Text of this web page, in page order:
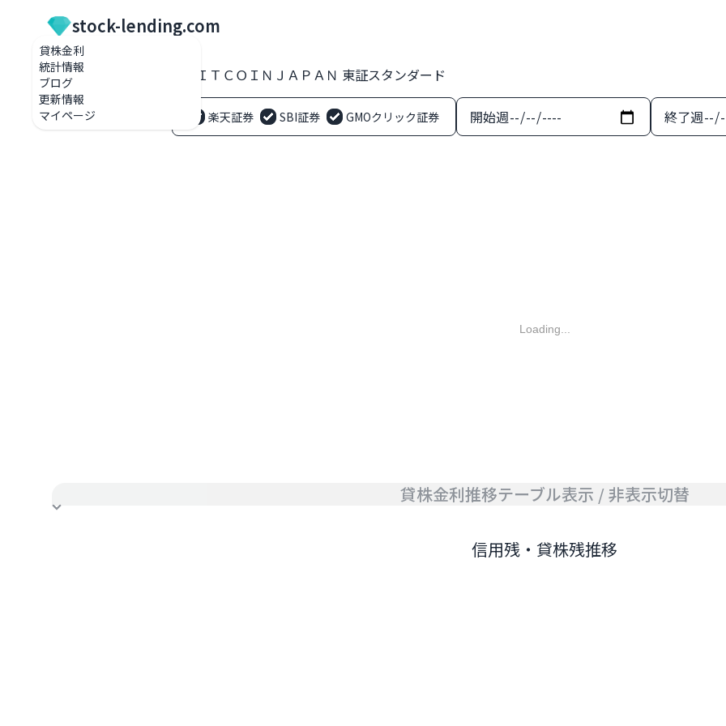
貸株金利
統計情報
ブログ
更新情報
マイページ
stock-lending.com
貸株金利一覧 8105 ＢＩＴＣＯＩＮＪＡＰＡＮ 東証スタンダード
楽天証券 SBI証券 GMOクリック証券 開始週 終了週
Loading...
貸株金利推移テーブル表示 / 非表示切替
信用残・貸株残推移